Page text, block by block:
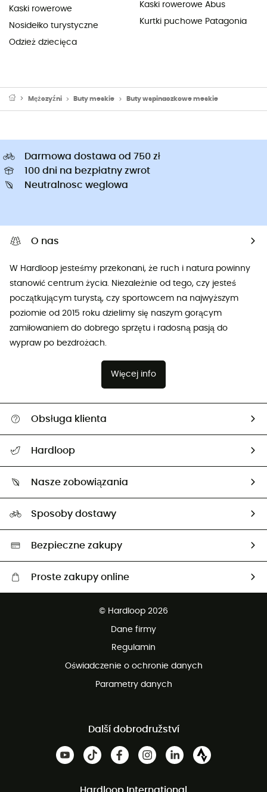
Kaski rowerowe
Nosidełko turystyczne
Odzież dziecięca
Kaski rowerowe Abus
Kurtki puchowe Patagonia
Mężczyźni Buty meskie Buty wspinaczkowe meskie
Darmowa dostawa od 750 zł
100 dni na bezpłatny zwrot
Neutralnosc weglowa
O nas
W Hardloop jesteśmy przekonani, że ruch i natura powinny
stanowić centrum życia. Niezależnie od tego, czy jesteś
początkującym turystą, czy sportowcem na najwyższym
poziomie od 2015 roku dzielimy się naszym gorącym
zamiłowaniem do dobrego sprzętu i radosną pasją do
wypraw po bezdrożach.
Więcej info
Obsługa klienta
Śledzenie przesyłki
Zwrot artykułów i zwrot środków
Hardloop
Nasze zobowiązania
Neutralność węglowa
Wybrane produkty eko
Sposoby dostawy
Bezpieczne zakupy
Proste zakupy online
© Hardloop 2026
Dane firmy
Regulamin
Oświadczenie o ochronie danych
Parametry danych
Další dobrodružství